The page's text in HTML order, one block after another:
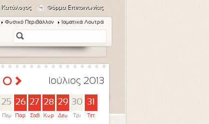
Κατάλογος Φόρμα Επικοινωνίας
Φυσικό Περιβάλλον Ιαματικά Λουτρά
Ιούλιος 2013
25
Πεμ
26
Παρ
27
Σαβ
28
Κυρ
29
Δευ
30
Τρι
31
Τετ